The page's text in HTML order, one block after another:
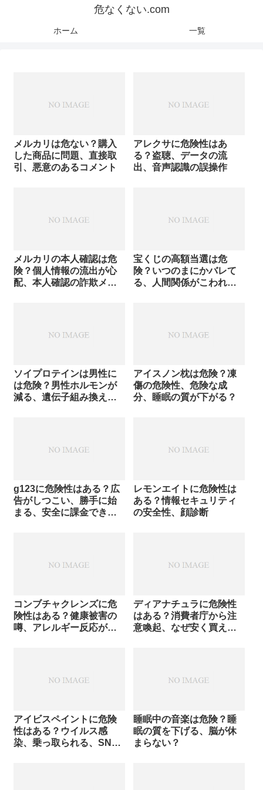
危なくない.com
ホーム 一覧
メルカリは危ない？購入
した商品に問題、直接取
引、悪意のあるコメント
アレクサに危険性はあ
る？盗聴、データの流
出、音声認識の誤操作
メルカリの本人確認は危
険？個人情報の流出が心
配、本人確認の詐欺メー
宝くじの高額当選は危
険？いつのまにかバレて
る、人間関係がこわれ
ソイプロテインは男性に
は危険？男性ホルモンが
減る、遺伝子組み換え大
アイスノン枕は危険？凍
傷の危険性、危険な成
分、睡眠の質が下がる？
g123に危険性はある？広
告がしつこい、勝手に始
まる、安全に課金でき
レモンエイトに危険性は
ある？情報セキュリティ
の安全性、顔診断
コンブチャクレンズに危
険性はある？健康被害の
噂、アレルギー反応が心
ディアナチュラに危険性
はある？消費者庁から注
意喚起、なぜ安く買え
アイビスペイントに危険
性はある？ウイルス感
染、乗っ取られる、SNS
睡眠中の音楽は危険？睡
眠の質を下げる、脳が休
まらない？